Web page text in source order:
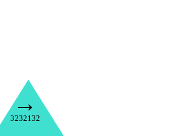
→
3232132